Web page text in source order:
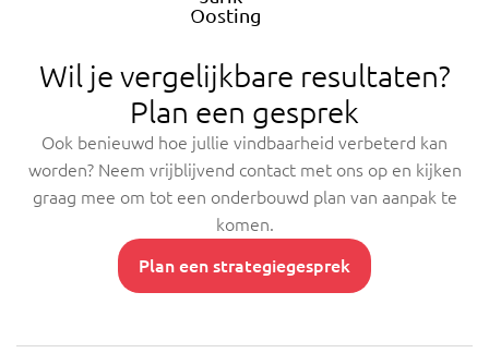
Wil je vergelijkbare resultaten?
Plan een gesprek
Ook benieuwd hoe jullie vindbaarheid verbeterd kan
worden? Neem vrijblijvend contact met ons op en kijken
graag mee om tot een onderbouwd plan van aanpak te
komen.
Plan een strategiegesprek